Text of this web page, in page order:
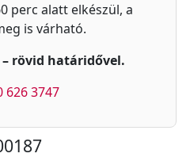
perc alatt elkészül, a
is várható.
rövid határidővel.
626 3747